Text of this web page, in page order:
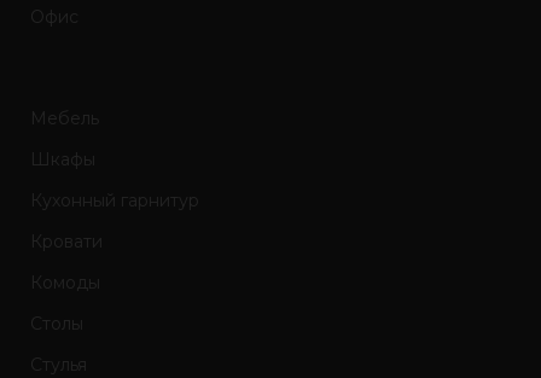
Офис
Мебель
Шкафы
Кухонный гарнитур
Кровати
Комоды
Столы
Стулья